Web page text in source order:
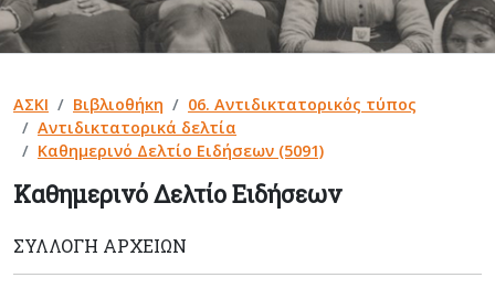
ΑΣΚΙ Βιβλιοθήκη
06. Αντιδικτατορικός τύπος
Αντιδικτατορικά δελτία
Καθημερινό Δελτίο Ειδήσεων (5091)
Καθημερινό Δελτίο Ειδήσεων
ΣΥΛΛΟΓΉ ΑΡΧΕΊΩΝ